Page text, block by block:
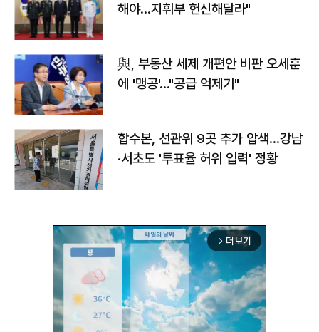
해야…지휘부 헌신해달라"
與, 부동산 세제 개편안 비판 오세훈
에 '맹공'…"공급 억제기"
합수본, 선관위 9곳 추가 압색…강남
·서초도 '투표율 허위 입력' 정황
arrow_forward_ios 더보기